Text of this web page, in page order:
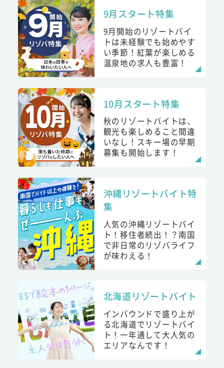
9月スタート特集
9月開始のリゾートバイ
トは未経験でも始めやす
い季節！紅葉が楽しめる
温泉地の求人も豊富！
10月スタート特集
秋のリゾートバイトは、
観光も楽しめること間違
いなし！スキー場の早期
募集も開始します！
沖縄リゾートバイト特
集
人気の沖縄リゾートバイ
ト！移住者続出！？南国
で非日常のリゾバライフ
が味わえる！
北海道リゾートバイト
インバウンドで盛り上が
る北海道でリゾートバイ
ト！一年通して大人気の
エリアなんです！